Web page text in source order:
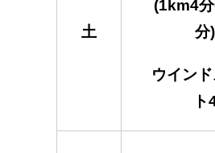
土
(1km4
分
ウイン